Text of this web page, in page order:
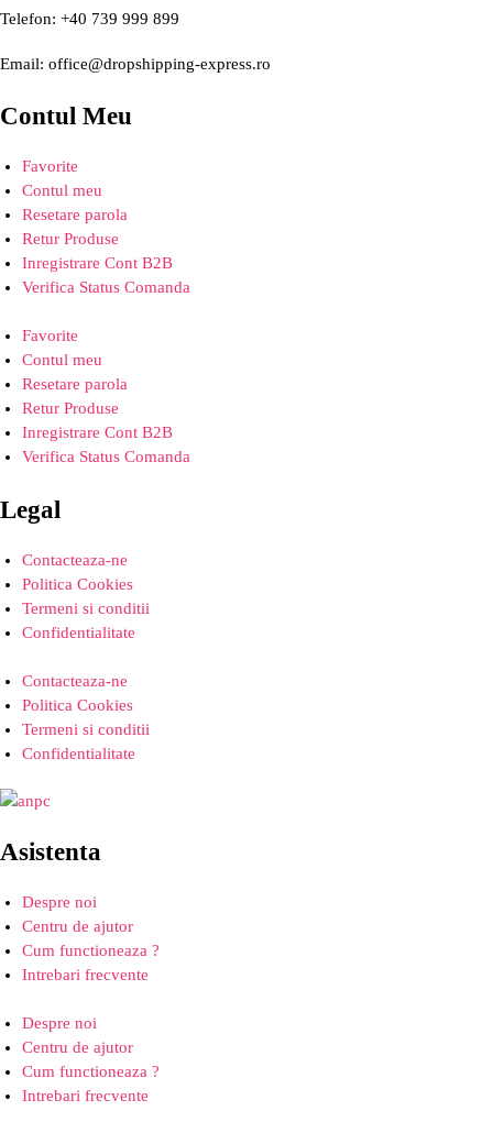
Telefon: +40 739 999 899
Email: office@dropshipping-express.ro
Contul Meu
Favorite
Contul meu
Resetare parola
Retur Produse
Inregistrare Cont B2B
Verifica Status Comanda
Favorite
Contul meu
Resetare parola
Retur Produse
Inregistrare Cont B2B
Verifica Status Comanda
Legal
Contacteaza-ne
Politica Cookies
Termeni si conditii
Confidentialitate
Contacteaza-ne
Politica Cookies
Termeni si conditii
Confidentialitate
Asistenta
Despre noi
Centru de ajutor
Cum functioneaza ?
Intrebari frecvente
Despre noi
Centru de ajutor
Cum functioneaza ?
Intrebari frecvente